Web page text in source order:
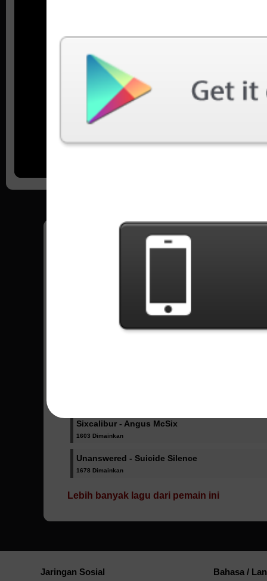
Jorge
1030 Dimainkan
Sixcalibur - Angus McSix
1603 Dimainkan
Unanswered - Suicide Silence
1678 Dimainkan
Lebih banyak lagu dari pemain ini
Jaringan Sosial Bahasa /